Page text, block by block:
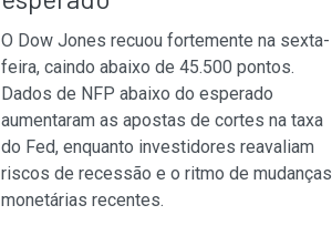
O Dow Jones recuou fortemente na sexta-
feira, caindo abaixo de 45.500 pontos.
Dados de NFP abaixo do esperado
aumentaram as apostas de cortes na taxa
do Fed, enquanto investidores reavaliam
riscos de recessão e o ritmo de mudanças
monetárias recentes.